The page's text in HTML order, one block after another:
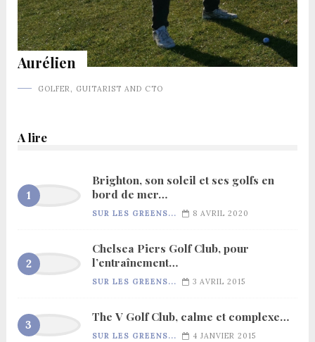
Aurélien
GOLFER, GUITARIST AND CTO
A lire
Brighton, son soleil et ses golfs en
bord de mer…
SUR LES GREENS... 8 AVRIL 2020
Chelsea Piers Golf Club, pour
l’entraînement…
SUR LES GREENS... 3 AVRIL 2015
The V Golf Club, calme et complexe…
SUR LES GREENS... 4 JANVIER 2015